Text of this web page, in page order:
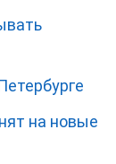
на новые